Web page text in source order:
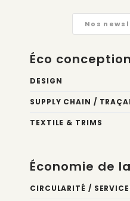
Nos
Éco conception
DESIGN
SUPPLY CHAIN /
TEXTILE & TRIMS
Économie de
CIRCULARITÉ /